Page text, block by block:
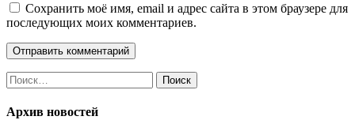
Сохранить моё имя, email и адрес сайта в этом браузере для
последующих моих комментариев.
Найти:
Архив новостей